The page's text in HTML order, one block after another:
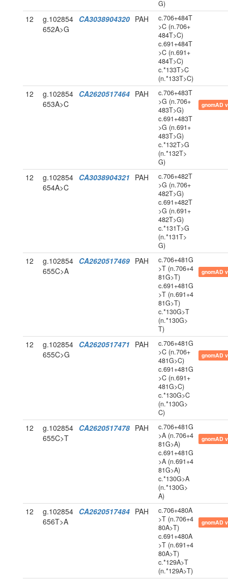
G)
12
g.102854
652A>G
CA3038904320 PAH
c.706+484T
>C (n.706+
484T>C)
c.691+484T
>C (n.691+
484T>C)
c.*133T>C
(n.*133T>C)
12
g.102854
653A>C
CA2620517464 PAH
c.706+483T
>G (n.706+
483T>G)
c.691+483T
>G (n.691+
483T>G)
c.*132T>G
(n.*132T>
G)
gnomAD
12
g.102854
654A>C
CA3038904321 PAH
c.706+482T
>G (n.706+
482T>G)
c.691+482T
>G (n.691+
482T>G)
c.*131T>G
(n.*131T>
G)
12
g.102854
655C>A
CA2620517469 PAH
c.706+481G
>T (n.706+4
81G>T)
c.691+481G
>T (n.691+4
81G>T)
c.*130G>T
(n.*130G>
T)
gnomAD
12
g.102854
655C>G
CA2620517471 PAH
c.706+481G
>C (n.706+
481G>C)
c.691+481G
>C (n.691+
481G>C)
c.*130G>C
(n.*130G>
C)
gnomAD
12
g.102854
655C>T
CA2620517478 PAH
c.706+481G
>A (n.706+4
81G>A)
c.691+481G
>A (n.691+4
81G>A)
c.*130G>A
(n.*130G>
A)
gnomAD
12
g.102854
656T>A
CA2620517484 PAH
c.706+480A
>T (n.706+4
80A>T)
c.691+480A
>T (n.691+4
80A>T)
c.*129A>T
(n.*129A>T)
gnomAD